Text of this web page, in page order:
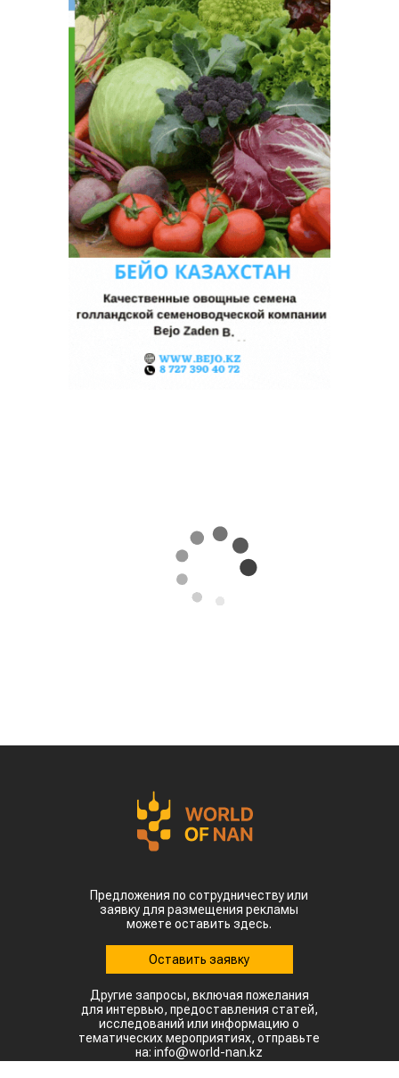
Предложения по сотрудничеству или
заявку для размещения рекламы
можете оставить здесь.
Оставить заявку
Другие запросы, включая пожелания
для интервью, предоставления статей,
исследований или информацию о
тематических мероприятиях, отправьте
на: info@world-nan.kz